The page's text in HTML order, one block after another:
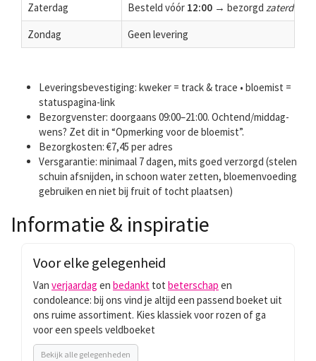
Zaterdag
Besteld vóór 12:00 → bezorgd zaterdag
Zondag
Geen levering
Leveringsbevestiging: kweker = track & trace • bloemist =
statuspagina-link
Bezorgvenster: doorgaans 09:00–21:00. Ochtend/middag-
wens? Zet dit in “Opmerking voor de bloemist”.
Bezorgkosten: €7,45 per adres
Versgarantie: minimaal 7 dagen, mits goed verzorgd (stelen
schuin afsnijden, in schoon water zetten, bloemenvoeding
gebruiken en niet bij fruit of tocht plaatsen)
Informatie & inspiratie
Informatie
&
inspiratie
Voor elke gelegenheid
Van verjaardag en bedankt tot beterschap en
condoleance: bij ons vind je altijd een passend boeket uit
ons ruime assortiment. Kies klassiek voor rozen of ga
voor een speels veldboeket
Bekijk alle gelegenheden